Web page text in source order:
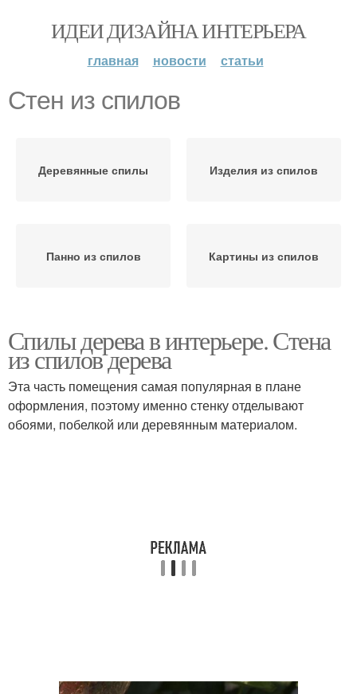
ИДЕИ ДИЗАЙНА ИНТЕРЬЕРА
главная новости статьи
Стен из спилов
Деревянные спилы Изделия из спилов
Панно из спилов Картины из спилов
Спилы дерева в интерьере. Стена
из спилов дерева
Эта часть помещения самая популярная в плане
оформления, поэтому именно стенку отделывают
обоями, побелкой или деревянным материалом.